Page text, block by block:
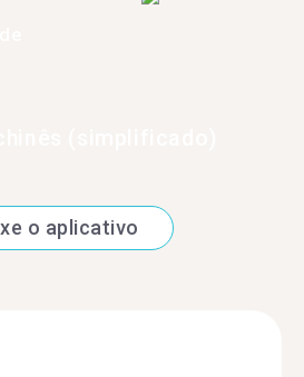
o aplicativo